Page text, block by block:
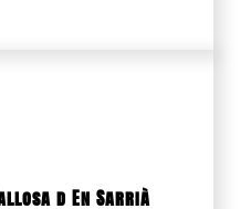
d En Sarrià